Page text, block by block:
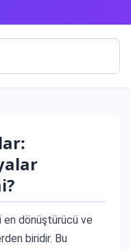
en dönüştürücü ve
biridir. Bu